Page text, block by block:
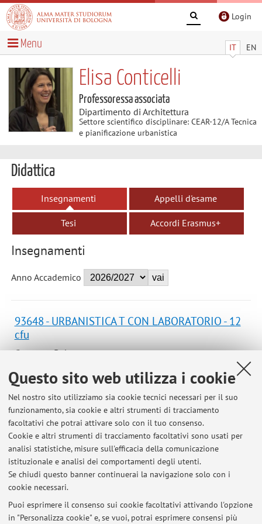
Questo sito web utilizza i cookie
Nel nostro sito utilizziamo sia cookie tecnici necessari per il suo
funzionamento, sia cookie e altri strumenti di tracciamento
facoltativi che potrai attivare solo con il tuo consenso.
Cookie e altri strumenti di tracciamento facoltativi sono usati per
analisi statistiche, misure sull'efficacia della comunicazione
istituzionale e analisi dei comportamenti degli utenti.
Se chiudi questo banner continuerai la navigazione solo con i
cookie necessari.
Puoi esprimere il consenso sui cookie facoltativi attivando l'opzione
in "Personalizza cookie" e, se vuoi, potrai esprimere consensi più
Login
IT EN
Menu
Elisa Conticelli
Professoressa associata
Dipartimento di Architettura
Settore scientifico disciplinare: CEAR-12/A Tecnica
e pianificazione urbanistica
Didattica
Insegnamenti Appelli d'esame
Tesi Accordi Erasmus+
Insegnamenti
Anno Accademico
93648 - URBANISTICA T CON LABORATORIO - 12
cfu
Campus:Bologna
Corso:
Laurea in Architettura-ingegneria
Laurea in Tecniche per l'edilizia e il territorio
Periodo delle lezioni: dal 14 settembre 2026 al 1
dicembre 2026
Orario delle lezioni
Ultimi avvisi